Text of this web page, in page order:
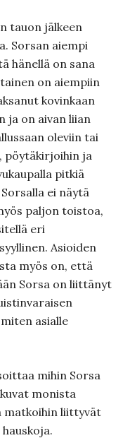
tauon jälkeen
Sorsan aiempi
hänellä on sana
on aiempiin
kovinkaan
ja on aivan liian
oleviin tai
pöytäkirjoihin ja
pitkiä
ei näytä
paljon toistoa,
eri
Asioiden
myös on, että
Sorsa on liittänyt
asialle
mihin Sorsa
monista
matkoihin liittyvät